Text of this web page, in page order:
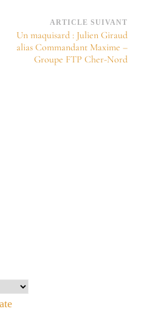
ARTICLE SUIVANT
Un maquisard : Julien Giraud
alias Commandant Maxime –
Groupe FTP Cher-Nord